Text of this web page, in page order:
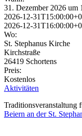
31. Dezember 2026 um
2026-12-
2026-12-
Wo:
St. Stephanus Kirche
Kirchstraße
26419 Schortens
Preis:
Kostenlos
Aktivitäten
Traditionsveranstaltung
Beiern an der St.